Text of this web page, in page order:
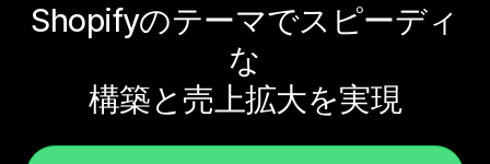
Shopifyのテーマでスピーディ
な
構築と売上拡大を実現